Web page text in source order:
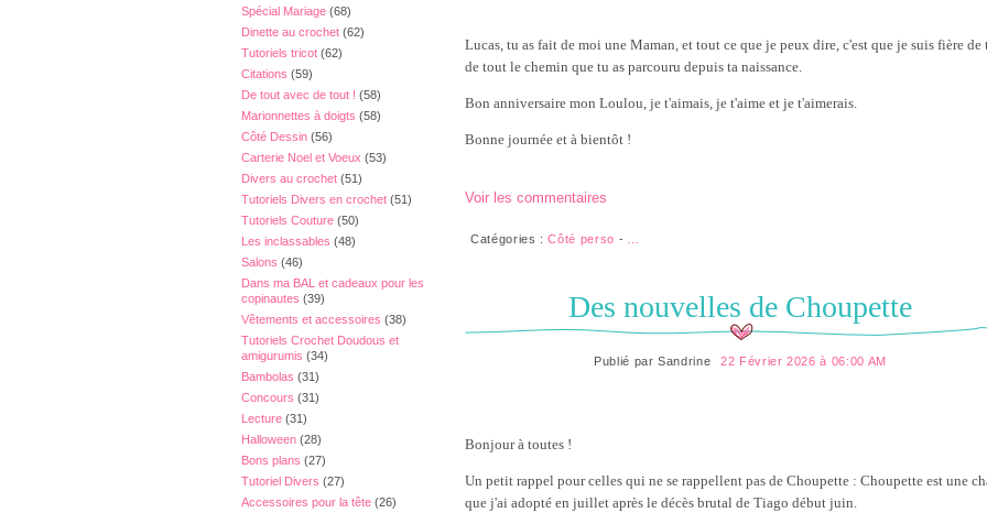
Spécial Mariage (68)
Dinette au crochet (62)
Tutoriels tricot (62)
Citations (59)
De tout avec de tout ! (58)
Marionnettes à doigts (58)
Côté Dessin (56)
Carterie Noel et Voeux (53)
Divers au crochet (51)
Tutoriels Divers en crochet (51)
Tutoriels Couture (50)
Les inclassables (48)
Salons (46)
Dans ma BAL et cadeaux pour les
copinautes (39)
Vêtements et accessoires (38)
Tutoriels Crochet Doudous et
amigurumis (34)
Bambolas (31)
Concours (31)
Lecture (31)
Halloween (28)
Bons plans (27)
Tutoriel Divers (27)
Accessoires pour la tête (26)
Lucas, tu as fait de moi une Maman, et tout ce que je peux dire, c'est que je suis fière de
de tout le chemin que tu as parcouru depuis ta naissance.
Bon anniversaire mon Loulou, je t'aimais, je t'aime et je t'aimerais.
Bonne journée et à bientôt !
Voir les commentaires
Catégories :Côté perso -
Des nouvelles de Choupette
Publié parSandrine 22 Février 2026 à 06:00 AM
Bonjour à toutes !
Un petit rappel pour celles qui ne se rappellent pas de Choupette : Choupette est une
que j'ai adopté en juillet après le décès brutal de Tiago début juin.